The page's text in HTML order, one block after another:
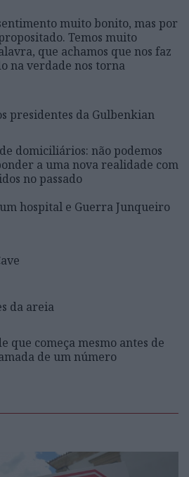
muito bonito, mas por
Temos muito
que achamos que nos faz
na verdade nos torna
presidentes da Gulbenkian
domiciliários: não podemos
a uma nova realidade com
no passado
um hospital e Guerra Junqueiro
da areia
que começa mesmo antes de
de um número